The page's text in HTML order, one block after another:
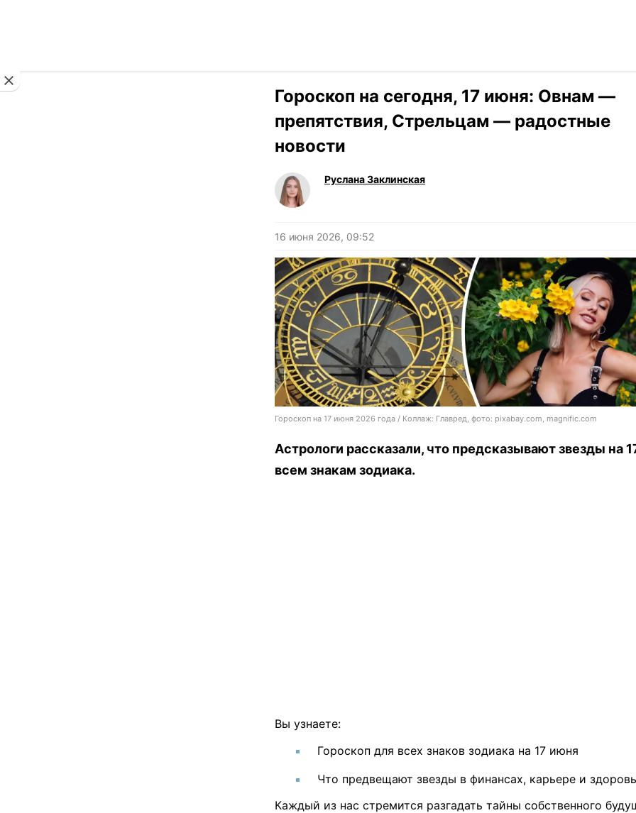
Гороскоп на сегодня, 17 июня: Овнам —
препятствия, Стрельцам — радостные
новости
Руслана Заклинская
16 июня 2026, 09:52
Гороскоп на 17 июня 2026 года / Коллаж: Главред, фото: pixabay.com, magnific.com
Астрологи рассказали, что предсказывают звезды на
всем знакам зодиака.
Вы узнаете:
Гороскоп для всех знаков зодиака на 17 июня
Что предвещают звезды в финансах, карьере и
Каждый из нас стремится разгадать тайны собственного